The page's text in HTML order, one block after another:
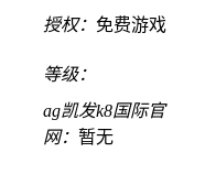
授权： 免费游戏
等级：
ag凯发k8国际官
网： 暂无